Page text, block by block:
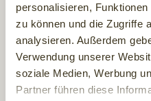
personalisieren,
zu können und die Zugriffe
analysieren. Außerdem
Verwendung unserer
soziale Medien, Werbung
Partner führen diese
Icons Home